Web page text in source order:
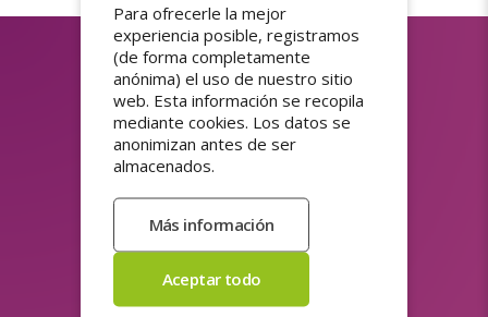
¿Suscribirse al boletín?
(protección de datos)
Enviar
personalizadas
Etiquetas de precio
Pegatinas de papel
ecológicas
Para ofrecerle la mejor
experiencia posible, registramos
(de forma completamente
anónima) el uso de nuestro sitio
web. Esta información se recopila
mediante cookies. Los datos se
anonimizan antes de ser
almacenados.